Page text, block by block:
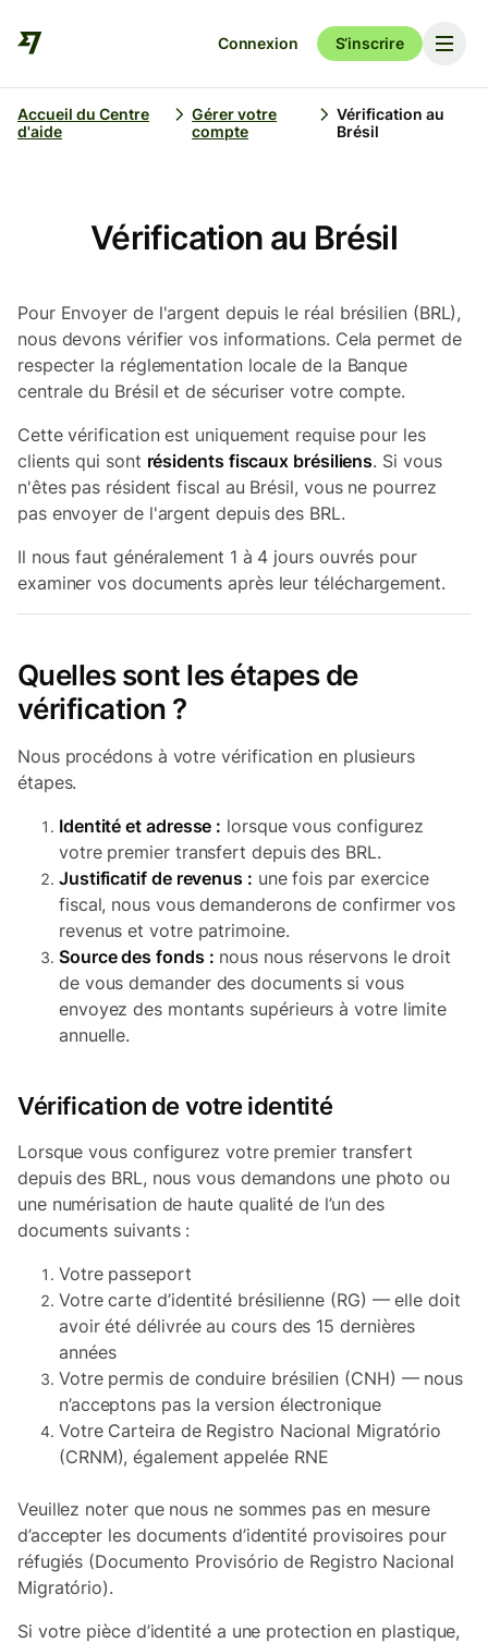
Connexion S’inscrire
Accueil du Centre
d'aide
Gérer votre
compte
Vérification au
Brésil
Vérification au Brésil
Pour Envoyer de l'argent depuis le réal brésilien (BRL),
nous devons vérifier vos informations. Cela permet de
respecter la réglementation locale de la Banque
centrale du Brésil et de sécuriser votre compte.
Cette vérification est uniquement requise pour les
clients qui sont résidents fiscaux brésiliens. Si vous
n'êtes pas résident fiscal au Brésil, vous ne pourrez
pas envoyer de l'argent depuis des BRL.
Il nous faut généralement 1 à 4 jours ouvrés pour
examiner vos documents après leur téléchargement.
Quelles sont les étapes de
vérification ?
Nous procédons à votre vérification en plusieurs
étapes.
Identité et adresse : lorsque vous configurez
votre premier transfert depuis des BRL.
Justificatif de revenus : une fois par exercice
fiscal, nous vous demanderons de confirmer vos
revenus et votre patrimoine.
Source des fonds : nous nous réservons le droit
de vous demander des documents si vous
envoyez des montants supérieurs à votre limite
annuelle.
Vérification de votre identité
Lorsque vous configurez votre premier transfert
depuis des BRL, nous vous demandons une photo ou
une numérisation de haute qualité de l’un des
documents suivants :
Votre passeport
Votre carte d’identité brésilienne (RG) — elle doit
avoir été délivrée au cours des 15 dernières
années
Votre permis de conduire brésilien (CNH) — nous
n’acceptons pas la version électronique
Votre Carteira de Registro Nacional Migratório
(CRNM), également appelée RNE
Veuillez noter que nous ne sommes pas en mesure
d’accepter les documents d’identité provisoires pour
réfugiés (Documento Provisório de Registro Nacional
Migratório).
Si votre pièce d’identité a une protection en plastique,